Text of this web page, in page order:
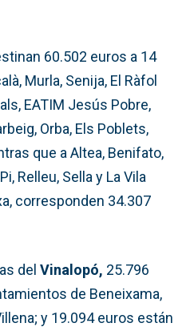
60.502 euros a 14
Murla, Senija, El Ràfol
EATIM Jesús Pobre,
Orba, Els Poblets,
que a Altea, Benifato,
Relleu, Sella y La Vila
corresponden 34.307
del Vinalopó, 25.796
de Beneixama,
y 19.094 euros están